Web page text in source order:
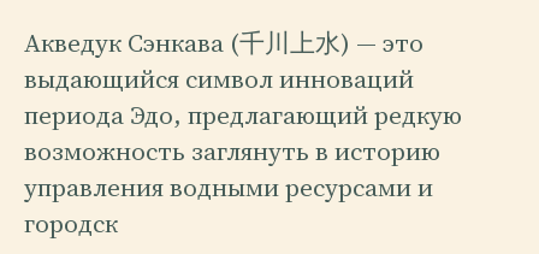
Акведук Сэнкава (千川上水) — это
выдающийся символ инноваций
периода Эдо, предлагающий редкую
возможность заглянуть в историю
управления водными ресурсами и
городск